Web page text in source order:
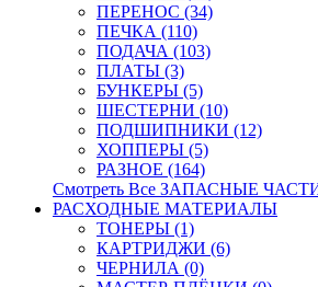
ПЕРЕНОС (34)
ПЕЧКА (110)
ПОДАЧА (103)
ПЛАТЫ (3)
БУНКЕРЫ (5)
ШЕСТЕРНИ (10)
ПОДШИПНИКИ (12)
ХОППЕРЫ (5)
РАЗНОЕ (164)
Смотреть Все ЗАПАСНЫЕ
РАСХОДНЫЕ МАТЕРИАЛЫ
ТОНЕРЫ (1)
КАРТРИДЖИ (6)
ЧЕРНИЛА (0)